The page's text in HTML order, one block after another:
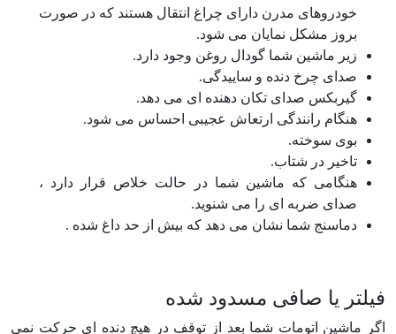
خودروهای مدرن دارای چراغ انتقال هستند که در صورت
بروز مشکل نمایان می شود.
زیر ماشین شما گودال روغن وجود دارد.
صدای چرخ دنده و ساییدگی.
گیربکس صدای تکان دهنده ای می دهد.
هنگام رانندگی ارتعاش عجیبی احساس می شود.
بوی سوخته.
تاخیر در شتاب.
هنگامی که ماشین شما در حالت خلاص قرار دارد ،
صدای ضربه ای را می شنوید.
دماسنج شما نشان می دهد که بیش از حد داغ شده .
فیلتر یا صافی مسدود شده
اگر ماشین اتومات شما بعد از توقف در هیچ دنده ای حرکت نمی